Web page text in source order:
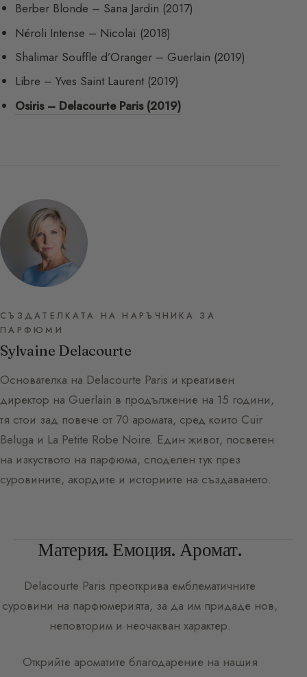
Berber Blonde – Sana Jardin (2017)
Néroli Intense – Nicolaï (2018)
Shalimar Souffle d’Oranger – Guerlain (2019)
Libre – Yves Saint Laurent (2019)
Osiris – Delacourte Paris (2019)
СЪЗДАТЕЛКАТА НА НАРЪЧНИКА ЗА
ПАРФЮМИ
Sylvaine Delacourte
Основателка на Delacourte Paris и креативен
директор на Guerlain в продължение на 15 години,
тя стои зад повече от 70 аромата, сред които Cuir
Beluga и La Petite Robe Noire. Един живот, посветен
на изкуството на парфюма, споделен тук през
суровините, акордите и историите на създаването.
Материя. Емоция. Аромат.
Delacourte Paris преоткрива емблематичните
суровини на парфюмерията, за да им придаде нов,
неповторим и неочакван характер.
Открийте ароматите благодарение на нашия